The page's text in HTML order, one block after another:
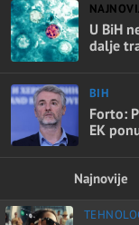
U BiH
dalje
BIH
Forto:
EK
Najnovije